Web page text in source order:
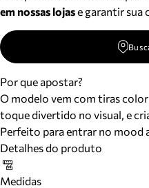
em nossas lojase garantir sua
Por que apostar?
O modelo vem com tiras
toque divertido no visual, e
Perfeito para entrar no mood
Detalhes do produto
Medidas